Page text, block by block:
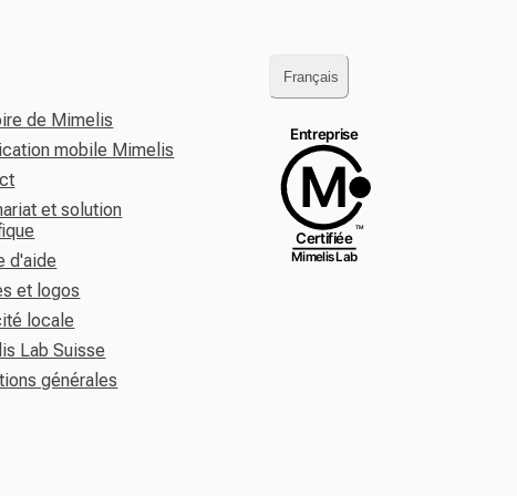
de Mimelis
mobile Mimelis
et solution
d'aide
et logos
locale
Lab Suisse
générales
Français